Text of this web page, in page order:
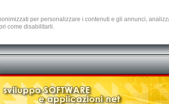
per personalizzare i contenuti e gli annunci,
come disabilitarli.